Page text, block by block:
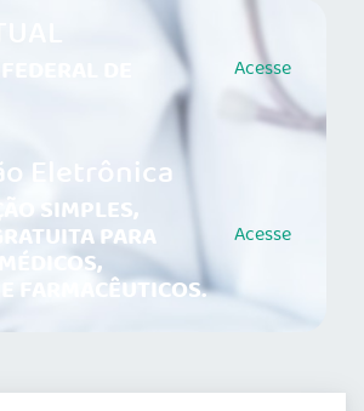
DE Acesse
Eletrônica
SIMPLES,
PARA
FARMACÊUTICOS.
Acesse